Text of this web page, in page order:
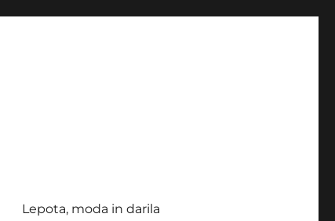
Lepota, moda in darila